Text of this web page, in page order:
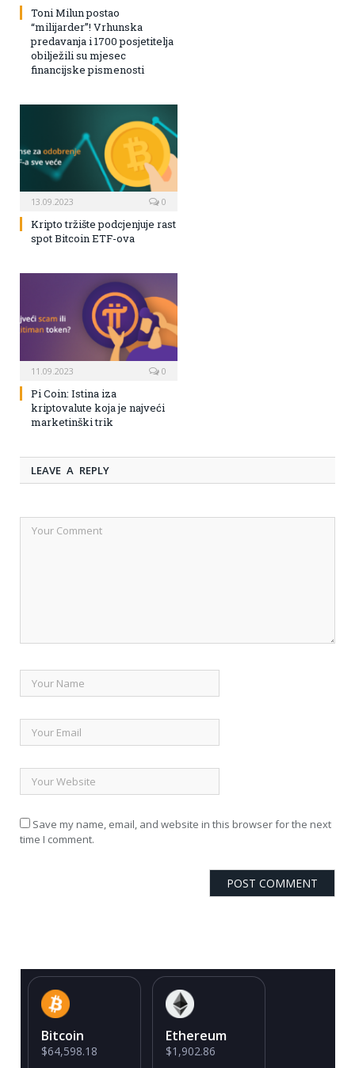
Toni Milun postao
“milijarder”! Vrhunska
predavanja i 1700 posjetitelja
obilježili su mjesec
financijske pismenosti
13.09.2023 0
Kripto tržište podcjenjuje rast
spot Bitcoin ETF-ova
11.09.2023 0
Pi Coin: Istina iza
kriptovalute koja je najveći
marketinški trik
LEAVE A REPLY
Save my name, email, and website in this browser for the next
time I comment.
Bitcoin
$64,598.18
Ethereum
$1,902.86